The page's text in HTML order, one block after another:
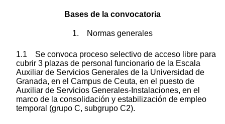
Bases de la convocatoria
1. Normas generales
1.1 Se convoca proceso selectivo de acceso libre para
cubrir 3 plazas de personal funcionario de la Escala
Auxiliar de Servicios Generales de la Universidad de
Granada, en el Campus de Ceuta, en el puesto de
Auxiliar de Servicios Generales-Instalaciones, en el
marco de la consolidación y estabilización de empleo
temporal (grupo C, subgrupo C2).